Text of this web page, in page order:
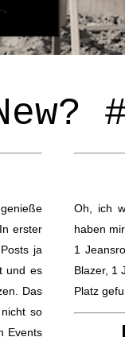
erster
ja
und es
Das
so
Events
Oh, ich
haben
1
Blazer, 1
Platz